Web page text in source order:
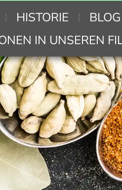
HISTORIE BLOG
IN UNSEREN